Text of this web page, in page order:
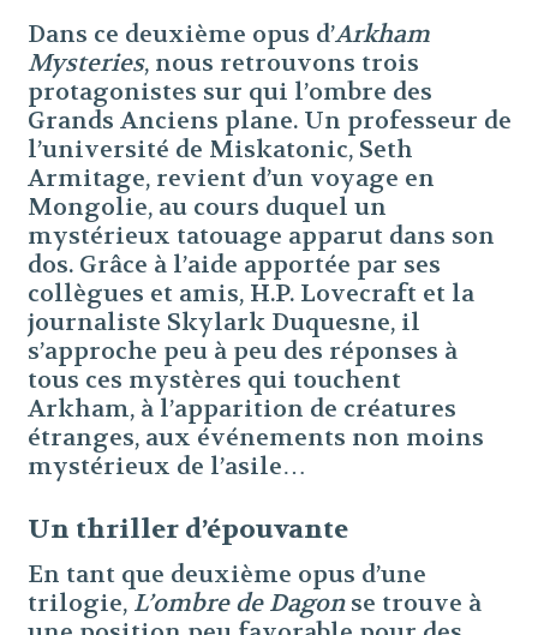
Dans ce deuxième opus d’Arkham
Mysteries, nous retrouvons trois
protagonistes sur qui l’ombre des
Grands Anciens plane. Un professeur de
l’université de Miskatonic, Seth
Armitage, revient d’un voyage en
Mongolie, au cours duquel un
mystérieux tatouage apparut dans son
dos. Grâce à l’aide apportée par ses
collègues et amis, H.P. Lovecraft et la
journaliste Skylark Duquesne, il
s’approche peu à peu des réponses à
tous ces mystères qui touchent
Arkham, à l’apparition de créatures
étranges, aux événements non moins
mystérieux de l’asile…
Un thriller d’épouvante
En tant que deuxième opus d’une
trilogie, L’ombre de Dagon se trouve à